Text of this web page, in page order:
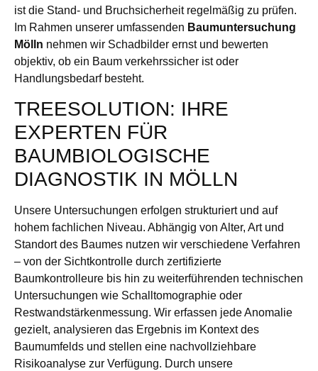
ist die Stand- und Bruchsicherheit regelmäßig zu prüfen.
Im Rahmen unserer umfassenden Baumuntersuchung
Mölln nehmen wir Schadbilder ernst und bewerten
objektiv, ob ein Baum verkehrssicher ist oder
Handlungsbedarf besteht.
TREESOLUTION: IHRE
EXPERTEN FÜR
BAUMBIOLOGISCHE
DIAGNOSTIK IN MÖLLN
Unsere Untersuchungen erfolgen strukturiert und auf
hohem fachlichen Niveau. Abhängig von Alter, Art und
Standort des Baumes nutzen wir verschiedene Verfahren
– von der Sichtkontrolle durch zertifizierte
Baumkontrolleure bis hin zu weiterführenden technischen
Untersuchungen wie Schalltomographie oder
Restwandstärkenmessung. Wir erfassen jede Anomalie
gezielt, analysieren das Ergebnis im Kontext des
Baumumfelds und stellen eine nachvollziehbare
Risikoanalyse zur Verfügung. Durch unsere